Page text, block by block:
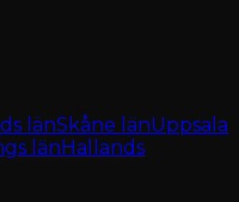
länSkåne länUppsala
länHallands